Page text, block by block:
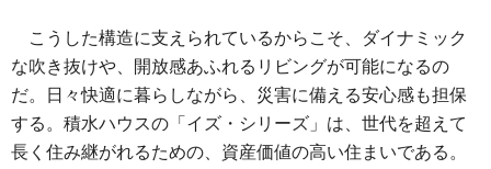
こうした構造に支えられているからこそ、ダイナミック
な吹き抜けや、開放感あふれるリビングが可能になるの
だ。日々快適に暮らしながら、災害に備える安心感も担保
する。積水ハウスの「イズ・シリーズ」は、世代を超えて
長く住み継がれるための、資産価値の高い住まいである。